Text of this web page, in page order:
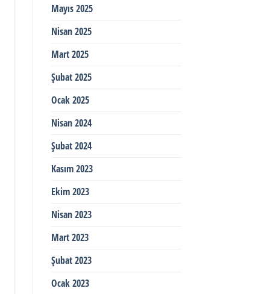
Mayıs 2025
Nisan 2025
Mart 2025
Şubat 2025
Ocak 2025
Nisan 2024
Şubat 2024
Kasım 2023
Ekim 2023
Nisan 2023
Mart 2023
Şubat 2023
Ocak 2023